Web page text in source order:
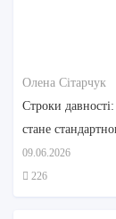
Олена Сітарчук
Строки
стане
09.06.2026
226